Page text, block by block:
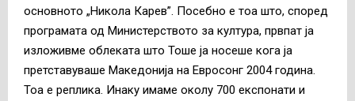
основното „Никола Карев”. Посебно е тоа што, според
програмата од Министерството за култура, првпат ја
изложивме облеката што Тоше ја носеше кога ја
претставуваше Македонија на Евросонг 2004 година.
Тоа е реплика. Инаку имаме околу 700 експонати и